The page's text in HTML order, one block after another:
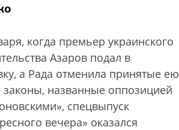
когда премьер украинского
Азаров подал в
а Рада отменила принятые ею
законы, названные оппозицией
спецвыпуск
вечера» оказался